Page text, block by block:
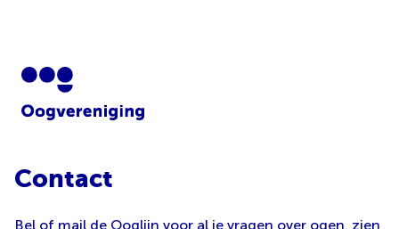
Contact
Bel of mail de Ooglijn voor al je vragen over ogen, zien